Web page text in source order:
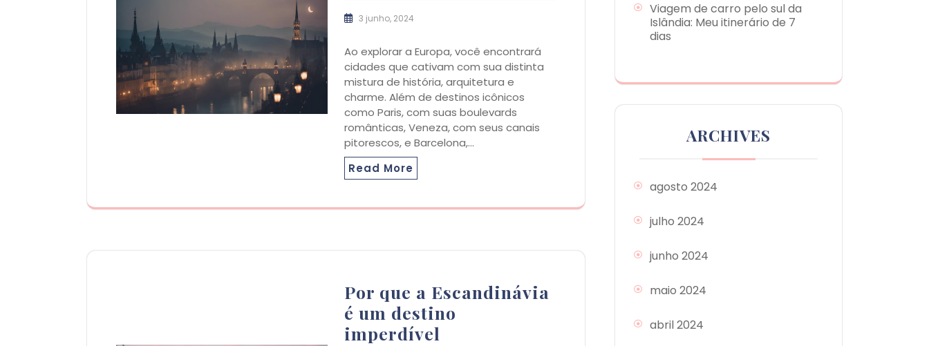
3 junho, 2024
Ao explorar a Europa, você encontrará
cidades que cativam com sua distinta
mistura de história, arquitetura e
charme. Além de destinos icônicos
como Paris, com suas boulevards
românticas, Veneza, com seus canais
pitorescos, e Barcelona,…
Read More
Por que a Escandinávia
é um destino
imperdível
Viagem de carro pelo sul da
Islândia: Meu itinerário de 7
dias
ARCHIVES
agosto 2024
julho 2024
junho 2024
maio 2024
abril 2024